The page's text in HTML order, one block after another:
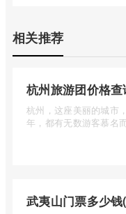
相关推荐
杭州旅游团价格
杭州，这座美丽的城市
年，都有无数游客慕名
武夷山门票多少